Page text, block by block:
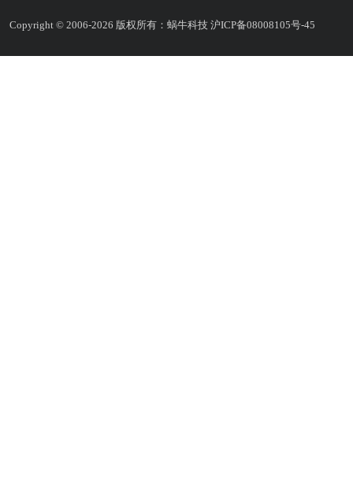
Copyright © 2006-2026 版权所有：蜗牛科技 沪ICP备08008105号-45